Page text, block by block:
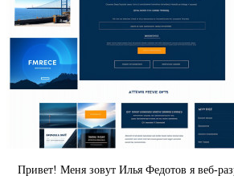
Привет! Меня зовут Илья Федотов я веб-